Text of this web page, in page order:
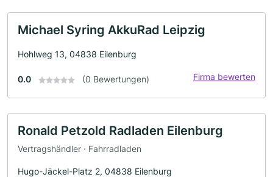
Michael Syring AkkuRad Leipzig
Hohlweg 13, 04838 Eilenburg
0.0 (0 Bewertungen) Firma bewerten
Ronald Petzold Radladen Eilenburg
Vertragshändler · Fahrradladen
Hugo-Jäckel-Platz 2, 04838 Eilenburg